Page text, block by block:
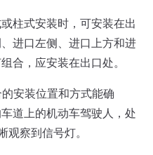
柱式安装时，可安装在出
进口左侧、进口上方和进
合，应安装在出口处。
安装位置和方式能确
道上的机动车驾驶人，处
察到信号灯。